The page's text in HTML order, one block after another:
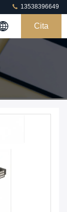
13538396649
Cita